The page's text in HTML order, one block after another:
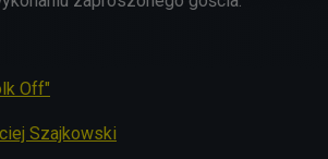
Off"
Szajkowski